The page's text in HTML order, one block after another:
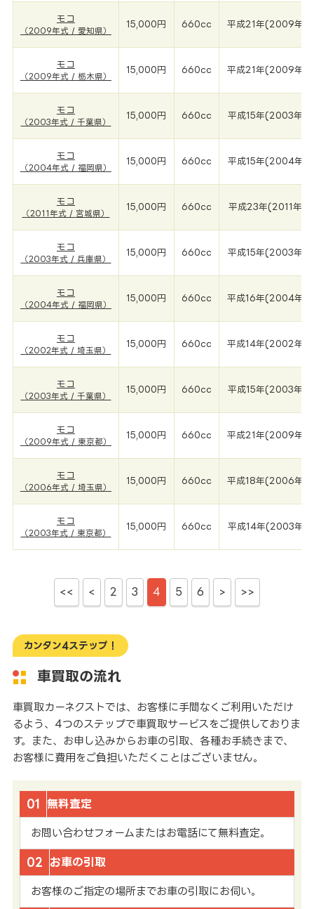
モコ
（2009年式 / 愛知県）
15,000円 660cc 平成21年(2009年)
モコ
（2009年式 / 栃木県）
15,000円 660cc 平成21年(2009年)
モコ
（2003年式 / 千葉県）
15,000円 660cc 平成15年(2003年)
モコ
（2004年式 / 福岡県）
15,000円 660cc 平成15年(2004年)
モコ
（2011年式 / 宮城県）
15,000円 660cc 平成23年(2011年)
モコ
（2003年式 / 兵庫県）
15,000円 660cc 平成15年(2003年)
モコ
（2004年式 / 福岡県）
15,000円 660cc 平成16年(2004年)
モコ
（2002年式 / 埼玉県）
15,000円 660cc 平成14年(2002年)
モコ
（2003年式 / 千葉県）
15,000円 660cc 平成15年(2003年)
モコ
（2009年式 / 東京都）
15,000円 660cc 平成21年(2009年)
モコ
（2006年式 / 埼玉県）
15,000円 660cc 平成18年(2006年)
モコ
（2003年式 / 東京都）
15,000円 660cc 平成14年(2003年)
<< < 2 3 4 5 6 > >>
カンタン4ステップ！
車買取の流れ
車買取カーネクストでは、お客様に手間なくご利用いただけ
るよう、4つのステップで車買取サービスをご提供しておりま
す。また、お申し込みからお車の引取、各種お手続きまで、
お客様に費用をご負担いただくことはございません。
01 無料査定
お問い合わせフォームまたはお電話にて無料査定。
02 お車の引取
お客様のご指定の場所までお車の引取にお伺い。